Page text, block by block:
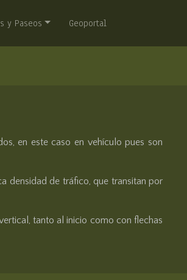
y Paseos Geoportal
en este caso en vehículo pues son
densidad de tráfico, que transitan por
tanto al inicio como con flechas